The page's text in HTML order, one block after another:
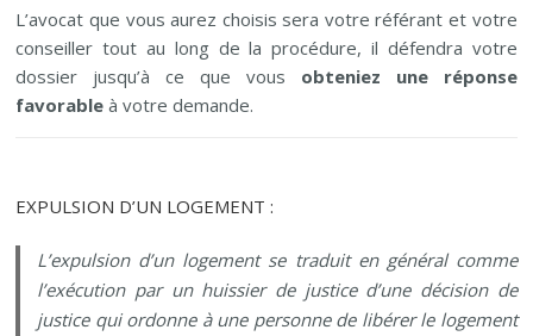
L’avocat que vous aurez choisis sera votre référant et votre
conseiller tout au long de la procédure, il défendra votre
dossier jusqu’à ce que vous obteniez une réponse
favorable à votre demande.
EXPULSION D’UN LOGEMENT :
L’expulsion d’un logement se traduit en général comme
l’exécution par un huissier de justice d’une décision de
justice qui ordonne à une personne de libérer le logement